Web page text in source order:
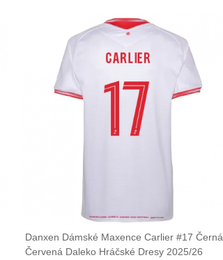
Danxen Dámské Maxence Carlier #17 Černá
Červená Daleko Hráčské Dresy 2025/26